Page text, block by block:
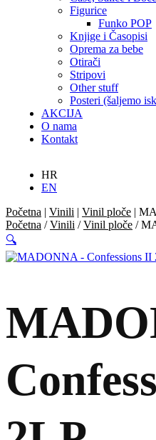
Figurice
Funko POP
Knjige i Časopisi
Oprema za bebe
Otirači
Stripovi
Other stuff
Posteri (šaljemo
AKCIJA
O nama
Kontakt
HR
EN
Početna | Vinili | Vinil ploče |
Početna /Vinili /Vinil ploče /
🔍